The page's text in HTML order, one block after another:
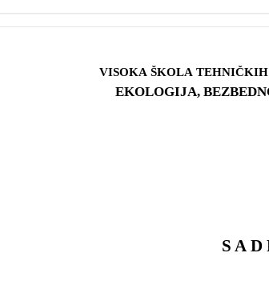
VISOKA ŠKOLA
EKOLOGIJA, BEZBEDNOST I
S A D